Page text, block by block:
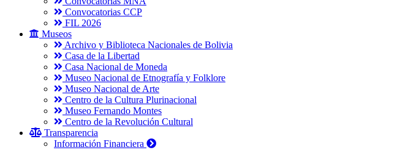
Convocatorias CCP
FIL 2026
Museos
Archivo y Biblioteca Nacionales de Bolivia
Casa de la Libertad
Casa Nacional de Moneda
Museo Nacional de Etnografía y Folklore
Museo Nacional de Arte
Centro de la Cultura Plurinacional
Museo Fernando Montes
Centro de la Revolución Cultural
Transparencia
Información Financiera